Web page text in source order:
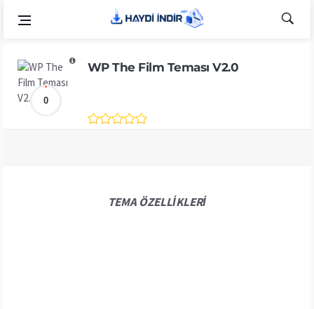
0
WP The Film Teması V2.0
TEMA ÖZELLİKLERİ